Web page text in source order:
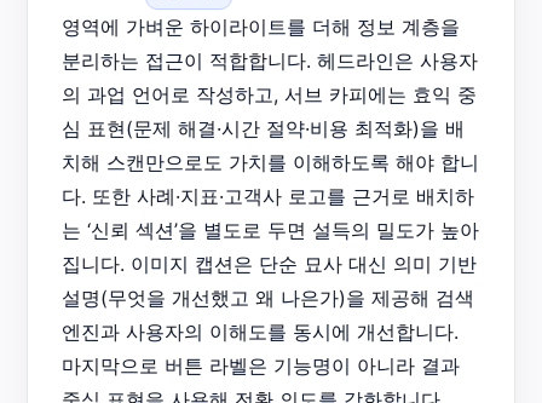
영역에 가벼운 하이라이트를 더해 정보 계층을
분리하는 접근이 적합합니다. 헤드라인은 사용자
의 과업 언어로 작성하고, 서브 카피에는 효익 중
심 표현(문제 해결·시간 절약·비용 최적화)을 배
치해 스캔만으로도 가치를 이해하도록 해야 합니
다. 또한 사례·지표·고객사 로고를 근거로 배치하
는 ‘신뢰 섹션’을 별도로 두면 설득의 밀도가 높아
집니다. 이미지 캡션은 단순 묘사 대신 의미 기반
설명(무엇을 개선했고 왜 나은가)을 제공해 검색
엔진과 사용자의 이해도를 동시에 개선합니다.
마지막으로 버튼 라벨은 기능명이 아니라 결과